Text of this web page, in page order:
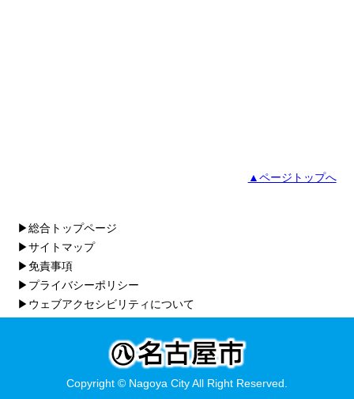
▲ページトップへ
▶総合トップページ
▶サイトマップ
▶免責事項
▶プライバシーポリシー
▶ウェブアクセシビリティについて
Copyright © Nagoya City All Right Reserved.